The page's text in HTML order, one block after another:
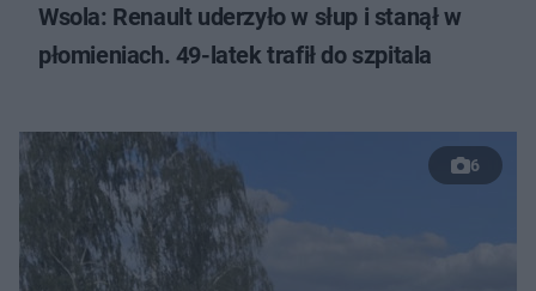
Wsola: Renault uderzyło w słup i stanął w
płomieniach. 49-latek trafił do szpitala
6